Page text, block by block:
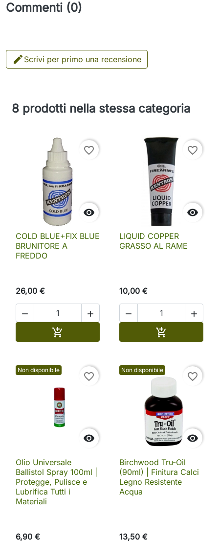
Commenti (0)
 Scrivi per primo una recensione
8 prodotti nella stessa categoria

favorite_border
COLD BLUE+FIX BLUE
BRUNITORE A
FREDDO
26,00 €
 


favorite_border
LIQUID COPPER
GRASSO AL RAME
10,00 €
 

Non disponibile

favorite_border
Olio Universale
Ballistol Spray 100ml |
Protegge, Pulisce e
Lubrifica Tutti i
Materiali
6,90 €
Non disponibile

favorite_border
Birchwood Tru-Oil
(90ml) | Finitura Calci
Legno Resistente
Acqua
13,50 €